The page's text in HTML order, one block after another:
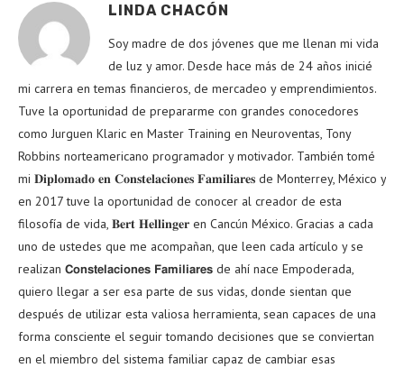
LINDA CHACÓN
Soy madre de dos jóvenes que me llenan mi vida
de luz y amor. Desde hace más de 24 años inicié
mi carrera en temas financieros, de mercadeo y emprendimientos.
Tuve la oportunidad de prepararme con grandes conocedores
como Jurguen Klaric en Master Training en Neuroventas, Tony
Robbins norteamericano programador y motivador. También tomé
mi 𝐃𝐢𝐩𝐥𝐨𝐦𝐚𝐝𝐨 𝐞𝐧 𝐂𝐨𝐧𝐬𝐭𝐞𝐥𝐚𝐜𝐢𝐨𝐧𝐞𝐬 𝐅𝐚𝐦𝐢𝐥𝐢𝐚𝐫𝐞𝐬 de Monterrey, México y
en 2017 tuve la oportunidad de conocer al creador de esta
filosofía de vida, 𝐁𝐞𝐫𝐭 𝐇𝐞𝐥𝐥𝐢𝐧𝐠𝐞𝐫 en Cancún México. Gracias a cada
uno de ustedes que me acompañan, que leen cada artículo y se
realizan 𝗖𝗼𝗻𝘀𝘁𝗲𝗹𝗮𝗰𝗶𝗼𝗻𝗲𝘀 𝗙𝗮𝗺𝗶𝗹𝗶𝗮𝗿𝗲𝘀 de ahí nace Empoderada,
quiero llegar a ser esa parte de sus vidas, donde sientan que
después de utilizar esta valiosa herramienta, sean capaces de una
forma consciente el seguir tomando decisiones que se conviertan
en el miembro del sistema familiar capaz de cambiar esas